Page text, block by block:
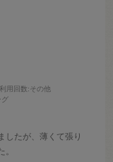
用回数:その他
グ
したが、薄くて張り